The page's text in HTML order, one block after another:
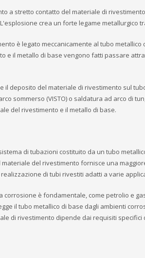
a stretto contatto del materiale di
crea un forte legame metallurgico
è legato meccanicamente al tubo
e il metallo di base vengono fatti passare
deposito del materiale di rivestimento sul
sommerso (VISTO) o saldatura ad arco di
del rivestimento e il metallo di base.
di tubazioni costituito da un tubo
del rivestimento fornisce una
di tubi rivestiti adatti a varie
è fondamentale, come petrolio e
il tubo metallico di base dagli ambienti
di rivestimento dipende dai requisiti specifici